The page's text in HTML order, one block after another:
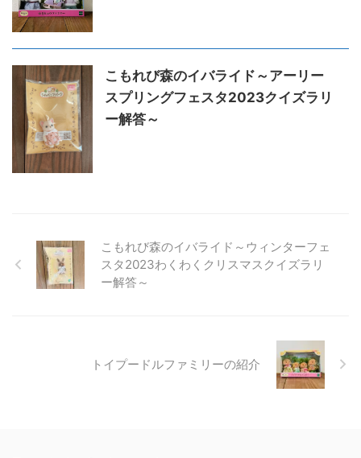
こもれび森のイバライド～アーリー
スプリングフェスタ2023クイズラリ
ー解答～
こもれび森のイバライド～ウィンターフェ
スタ2023わくわくクリスマスクイズラリ
ー解答～
トイプードルファミリーの紹介